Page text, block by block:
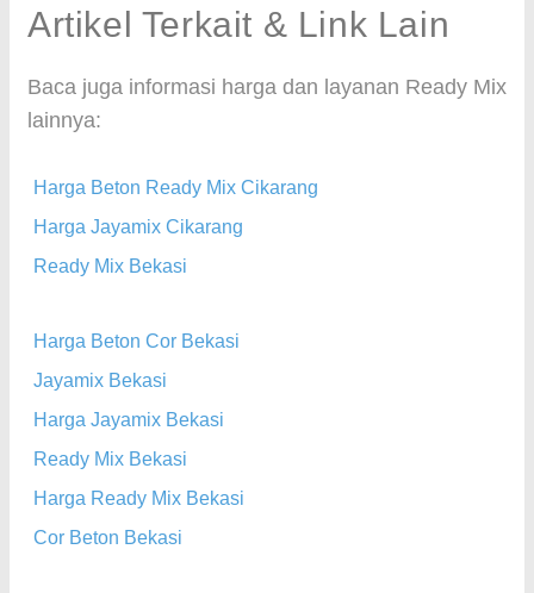
Artikel Terkait & Link Lain
Baca juga informasi harga dan layanan Ready Mix
lainnya:
Harga Beton Ready Mix Cikarang
Harga Jayamix Cikarang
Ready Mix Bekasi
Harga Beton Cor Bekasi
Jayamix Bekasi
Harga Jayamix Bekasi
Ready Mix Bekasi
Harga Ready Mix Bekasi
Cor Beton Bekasi